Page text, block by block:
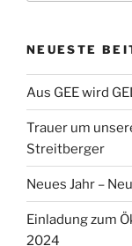
NEUESTE
Aus GEE wird
Trauer um
Streitberger
Neues Jahr –
Einladung zum
2024